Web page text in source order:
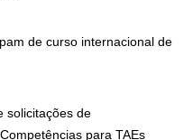
de curso internacional de
solicitações de
para TAEs